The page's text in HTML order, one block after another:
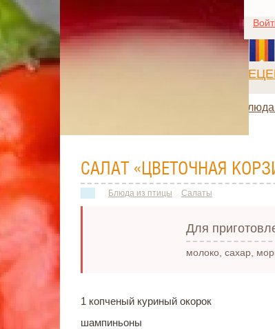
САЛАТ «ЦВЕТОЧНАЯ
Блюда из птицы Салаты
Для
молоко, сахар,
1 копченый куриный окорок
шампиньоны